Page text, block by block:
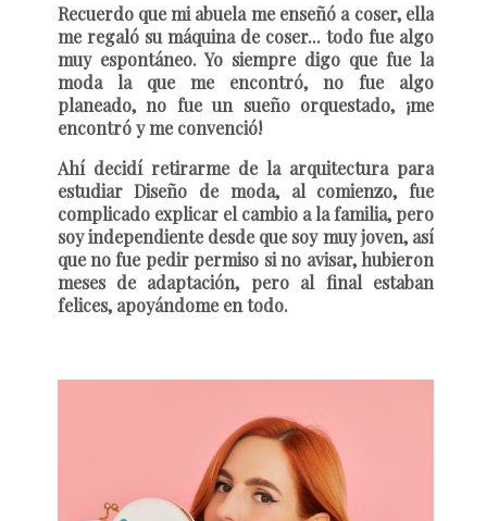
Recuerdo que mi abuela me enseñó a coser, ella
me regaló su máquina de coser... todo fue algo
muy espontáneo. Yo siempre digo que fue la
moda la que me encontró, no fue algo
planeado, no fue un sueño orquestado, ¡me
encontró y me convenció!
Ahí decidí retirarme de la arquitectura para
estudiar Diseño de moda, al comienzo, fue
complicado explicar el cambio a la familia, pero
soy independiente desde que soy muy joven, así
que no fue pedir permiso si no avisar, hubieron
meses de adaptación, pero al final estaban
felices, apoyándome en todo.